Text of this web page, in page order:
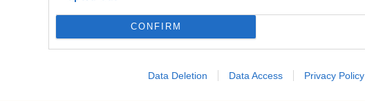
CONFIRM
Data Deletion Data Access Privacy Policy